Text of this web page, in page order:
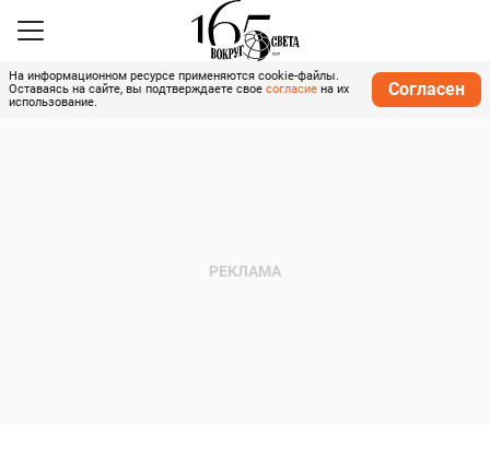
На информационном ресурсе применяются cookie-файлы.
Оставаясь на сайте, вы подтверждаете свое согласие на их
использование.
Согласен